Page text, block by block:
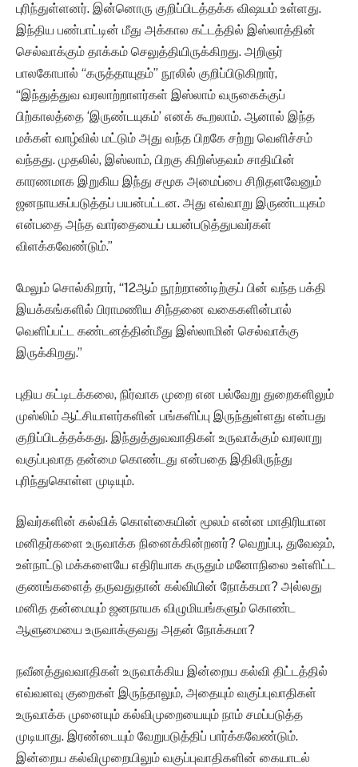
புரிந்துள்ளனர். இன்னொரு குறிப்பிடத்தக்க விஷயம் உள்ளது.
இந்திய பண்பாட்டின் மீது அக்கால கட்டத்தில் இஸ்லாத்தின்
செல்வாக்கும் தாக்கம் செலுத்தியிருக்கிறது. அறிஞர்
பாலகோபால் “கருத்தாயுதம்” நூலில் குறிப்பிடுகிறார்,
“இந்துத்துவ வரலாற்றாளர்கள் இஸ்லாம் வருகைக்குப்
பிற்காலத்தை ‘இருண்டயுகம்’ எனக் கூறலாம். ஆனால் இந்த
மக்கள் வாழ்வில் மட்டும் அது வந்த பிறகே சற்று வெளிச்சம்
வந்தது. முதலில், இஸ்லாம், பிறகு கிறிஸ்தவம் சாதியின்
காரணமாக இறுகிய இந்து சமூக அமைப்பை சிறிதளவேனும்
ஜனநாயகப்படுத்தப் பயன்பட்டன. அது எவ்வாறு இருண்டயுகம்
என்பதை அந்த வார்தையைப் பயன்படுத்துபவர்கள்
விளக்கவேண்டும்.”
மேலும் சொல்கிறார், “12ஆம் நூற்றாண்டிற்குப் பின் வந்த பக்தி
இயக்கங்களில் பிராமணிய சிந்தனை வகைகளின்பால்
வெளிப்பட்ட கண்டனத்தின்மீது இஸ்லாமின் செல்வாக்கு
இருக்கிறது.”
புதிய கட்டிடக்கலை, நிர்வாக முறை என பல்வேறு துறைகளிலும்
முஸ்லிம் ஆட்சியாளர்களின் பங்களிப்பு இருந்துள்ளது என்பது
குறிப்பிடத்தக்கது. இந்துத்துவவாதிகள் உருவாக்கும் வரலாறு
வகுப்புவாத தன்மை கொண்டது என்பதை இதிலிருந்து
புரிந்துகொள்ள முடியும்.
இவர்களின் கல்விக் கொள்கையின் மூலம் என்ன மாதிரியான
மனிதர்களை உருவாக்க நினைக்கின்றனர்? வெறுப்பு, துவேஷம்,
உள்நாட்டு மக்களையே எதிரியாக கருதும் மனோநிலை உள்ளிட்ட
குணங்களைத் தருவதுதான் கல்வியின் நோக்கமா? அல்லது
மனித தன்மையும் ஜனநாயக விழுமியங்களும் கொண்ட
ஆளுமையை உருவாக்குவது அதன் நோக்கமா?
நவீனத்துவவாதிகள் உருவாக்கிய இன்றைய கல்வி திட்டத்தில்
எவ்வளவு குறைகள் இருந்தாலும், அதையும் வகுப்புவாதிகள்
உருவாக்க முனையும் கல்விமுறையையும் நாம் சமப்படுத்த
முடியாது. இரண்டையும் வேறுபடுத்திப் பார்க்கவேண்டும்.
இன்றைய கல்விமுறையிலும் வகுப்புவாதிகளின் கையாடல்